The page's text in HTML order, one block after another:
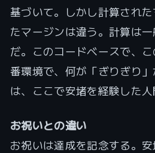
基づいて。しかし計算され
たマージンは違う。計算は
だ。このコードベースで、
番環境で、何が「ぎりぎり
は、ここで安堵を経験した人
お祝いとの違い
お祝いは達成を記念する。